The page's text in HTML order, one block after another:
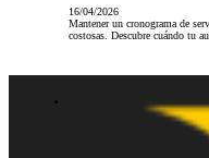
16/04/2026
Mantener un cronograma de
costosas. Descubre cuándo tu